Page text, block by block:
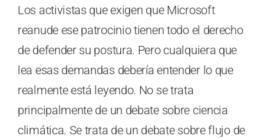
Los activistas que exigen que Microsoft
reanude ese patrocinio tienen todo el derecho
de defender su postura. Pero cualquiera que
lea esas demandas debería entender lo que
realmente está leyendo. No se trata
principalmente de un debate sobre ciencia
climática. Se trata de un debate sobre flujo de